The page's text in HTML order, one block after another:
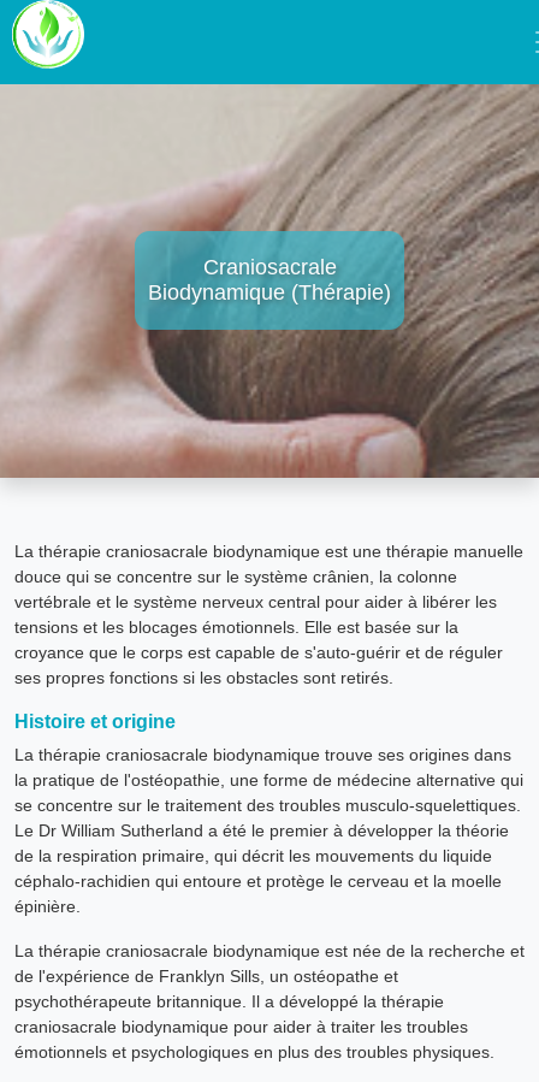
Craniosacrale
Biodynamique (Thérapie)
La thérapie craniosacrale biodynamique est une thérapie manuelle
douce qui se concentre sur le système crânien, la colonne
vertébrale et le système nerveux central pour aider à libérer les
tensions et les blocages émotionnels. Elle est basée sur la
croyance que le corps est capable de s'auto-guérir et de réguler
ses propres fonctions si les obstacles sont retirés.
Histoire et origine
La thérapie craniosacrale biodynamique trouve ses origines dans
la pratique de l'ostéopathie, une forme de médecine alternative qui
se concentre sur le traitement des troubles musculo-squelettiques.
Le Dr William Sutherland a été le premier à développer la théorie
de la respiration primaire, qui décrit les mouvements du liquide
céphalo-rachidien qui entoure et protège le cerveau et la moelle
épinière.
La thérapie craniosacrale biodynamique est née de la recherche et
de l'expérience de Franklyn Sills, un ostéopathe et
psychothérapeute britannique. Il a développé la thérapie
craniosacrale biodynamique pour aider à traiter les troubles
émotionnels et psychologiques en plus des troubles physiques.